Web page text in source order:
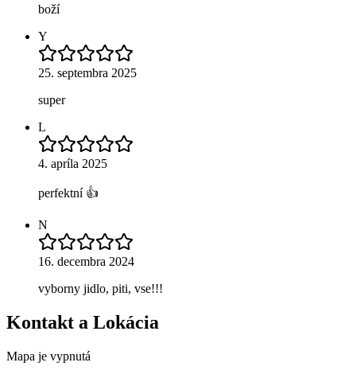
boží
Y
25. septembra 2025
super
L
4. apríla 2025
perfektní 👍
N
16. decembra 2024
vyborny jidlo, piti, vse!!!
Kontakt a Lokácia
Mapa je vypnutá